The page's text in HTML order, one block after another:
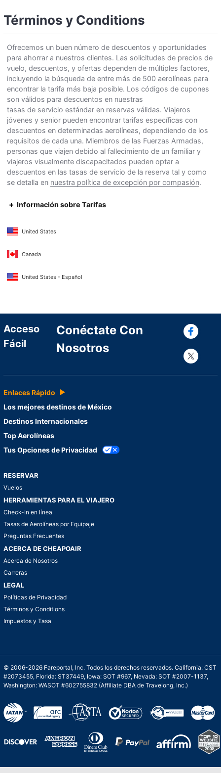
Términos y Conditions
Ofrecemos un buen número de descuentos y oportunidades
para ahorrar a nuestros clientes. Las solicitudes de precios de
vuelo, descuentos, y ofertas dependen de múltiples factores,
incluyendo la búsqueda de entre más de 500 aerolíneas para
encontrar la tarifa más baja posible. Los códigos de cupones
son válidos para descuentos en nuestras
tasas de servicio estándar en reservas válidas. Viajeros
jóvenes y senior pueden encontrar tarifas específicas con
descuentos en determinadas aerolíneas, dependiendo de los
requisitos de cada una. Miembros de las Fuerzas Armadas,
personas que viajen debido al fallecimiento de un familiar y
viajeros visualmente discapacitados pueden optar a
descuentos en las tasas de servicio de la reserva tal y como
se detalla en nuestra política de excepción por compasión.
Información sobre Tarifas
United States
Canada
United States - Español
Acceso
Fácil
Conéctate Con
Nosotros
Enlaces Rápido
Los mejores destinos de México
Destinos Internacionales
Top Aerolíneas
Tus Opciones de Privacidad
RESERVAR
Vuelos
HERRAMIENTAS PARA EL VIAJERO
Check-In en línea
Tasas de Aerolíneas por Equipaje
Preguntas Frecuentes
ACERCA DE CHEAPOAIR
Acerca de Nosotros
Carreras
LEGAL
Políticas de Privacidad
Términos y Conditions
Impuestos y Tasa
© 2006-2026 Fareportal, Inc. Todos los derechos reservados. California: CST
#2073455, Florida: ST37449, Iowa: SOT #967, Nevada: SOT #2007-1137,
Washington: WASOT #602755832 (Affiliate DBA de Travelong, Inc.)